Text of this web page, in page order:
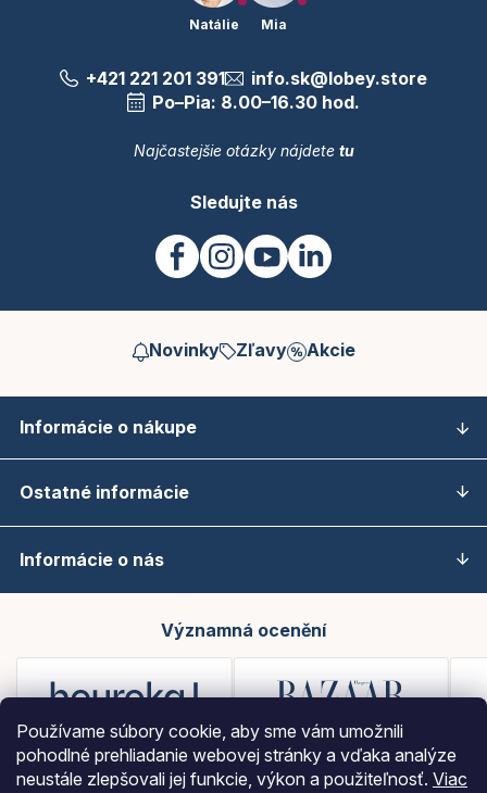
Používame súbory cookie, aby sme vám umožnili
pohodlné prehliadanie webovej stránky a vďaka analýze
neustále zlepšovali jej funkcie, výkon a použiteľnosť. Viac
Natálie Mia
+421 221 201 391
info.sk@lobey.store
Po–Pia: 8.00–16.30 hod.
Najčastejšie otázky nájdete tu
Sledujte nás
Novinky Zľavy Akcie
Informácie o nákupe
Ostatné informácie
Informácie o nás
Významná ocenění